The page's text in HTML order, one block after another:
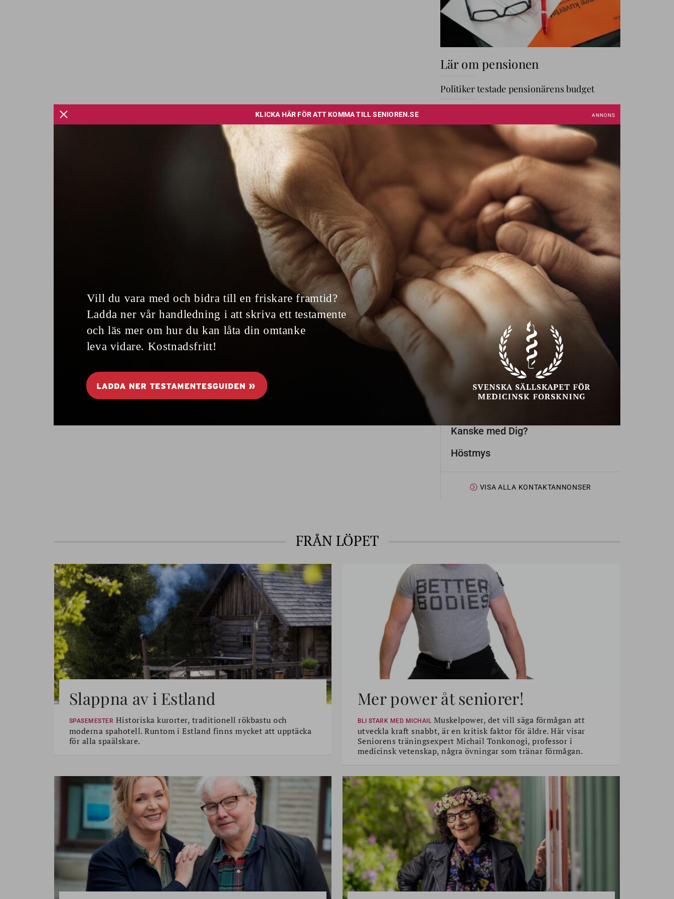
Lär om pensionen
Politiker testade pensionärens budget
GÅ TILL AVDELNING
ANNIKA OM PENGAR
Annika
Creutzer
Ekonomiska problem?
Ta hjälp!
Texter av Annika Creutzer,
NU SÖKES 32NYA VÄNNER
PÅ SENIOREN
SENAST INLAGDA
Någon trevlig kvinna som vill ses!
Kanske med Dig?
Höstmys
VISA ALLA KONTAKTANNONSER
FRÅN LÖPET
Slappna av i Estland
SPASEMESTER Historiska kurorter, traditionell rökbastu och
moderna spahotell. Runtom i Estland finns mycket att upptäcka
för alla spaälskare.
Mer power åt seniorer!
BLI STARK MED MICHAILMuskelpower, det vill säga förmågan att
utveckla kraft snabbt, är en kritisk faktor för äldre. Här visar
Seniorens träningsexpert Michail Tonkonogi, professor i
medicinsk vetenskap, några övningar som tränar förmågan.